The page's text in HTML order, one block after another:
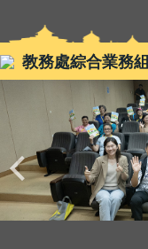
到
主
要
區
教務處綜合業務組